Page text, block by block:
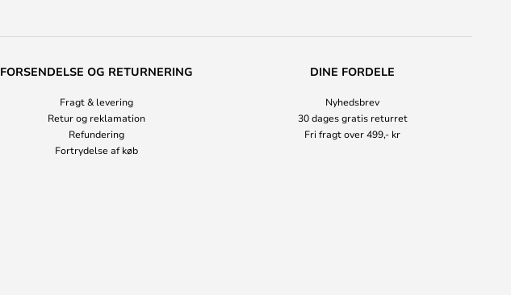
FORSENDELSE OG RETURNERING
Fragt & levering
Retur og reklamation
Refundering
Fortrydelse af køb
DINE FORDELE
Nyhedsbrev
30 dages gratis returret
Fri fragt over 499,- kr